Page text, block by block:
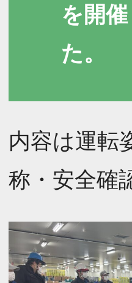
を開
た。
内容は運転
称・安全確